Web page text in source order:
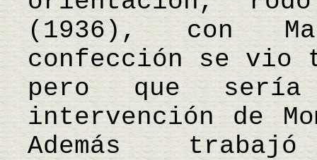
(1936), con
confección se vio
pero que
intervención de
Además